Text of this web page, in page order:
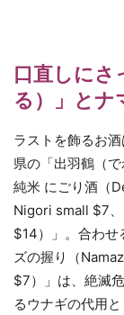
口直しにさ
る）」とナ
ラストを飾るお
県の「出羽鶴（で
純米 にごり酒（
Nigori small $7
$14）」。合わせ
ズの握り（
$7）」は、絶滅
るウナギの代用